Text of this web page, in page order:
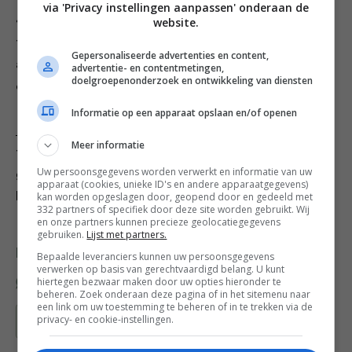
4. Laat 5 minuten in de taartvorm afkoelen voor je de
taart met papier en al op een ovenrooster laat
afkoelen. Bestrooi met poedersuiker voor je het
opdient.
taart de bloem achterwege en voeg 20 g extra
gemalen pistachenoten toe. Zorg ervoor dat het
bakpoeder ook glutenvrij is.
Deel dit recept
Bewaar recept
via 'Privacy instellingen aanpassen' onderaan de
website.
Gepersonaliseerde advertenties en content,
advertentie- en contentmetingen,
doelgroepenonderzoek en ontwikkeling van diensten
Informatie op een apparaat opslaan en/of openen
Meer informatie
Uw persoonsgegevens worden verwerkt en informatie van uw
apparaat (cookies, unieke ID's en andere apparaatgegevens)
kan worden opgeslagen door, geopend door en gedeeld met
332 partners of specifiek door deze site worden gebruikt. Wij
en onze partners kunnen precieze geolocatiegegevens
gebruiken. Lijst met partners.
Bepaalde leveranciers kunnen uw persoonsgegevens
verwerken op basis van gerechtvaardigd belang. U kunt
hiertegen bezwaar maken door uw opties hieronder te
beheren. Zoek onderaan deze pagina of in het sitemenu naar
een link om uw toestemming te beheren of in te trekken via de
privacy- en cookie-instellingen.